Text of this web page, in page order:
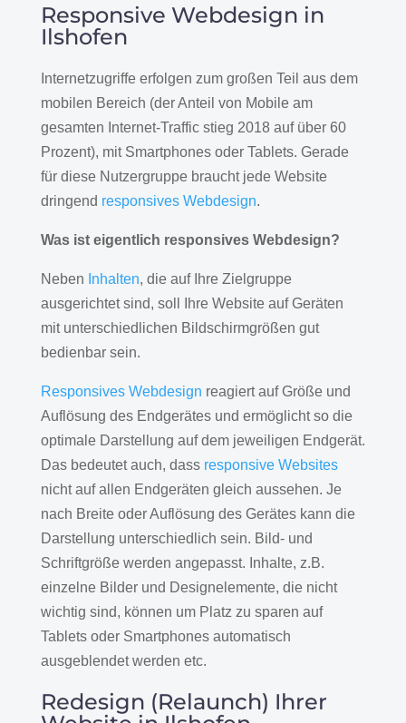
Responsive Webdesign in
Ilshofen
Internetzugriffe erfolgen zum großen Teil aus dem
mobilen Bereich (der Anteil von Mobile am
gesamten Internet-Traffic stieg 2018 auf über 60
Prozent), mit Smartphones oder Tablets. Gerade
für diese Nutzergruppe braucht jede Website
dringend responsives Webdesign.
Was ist eigentlich responsives Webdesign?
Neben Inhalten, die auf Ihre Zielgruppe
ausgerichtet sind, soll Ihre Website auf Geräten
mit unterschiedlichen Bildschirmgrößen gut
bedienbar sein.
Responsives Webdesign reagiert auf Größe und
Auflösung des Endgerätes und ermöglicht so die
optimale Darstellung auf dem jeweiligen Endgerät.
Das bedeutet auch, dass responsive Websites
nicht auf allen Endgeräten gleich aussehen. Je
nach Breite oder Auflösung des Gerätes kann die
Darstellung unterschiedlich sein. Bild- und
Schriftgröße werden angepasst. Inhalte, z.B.
einzelne Bilder und Designelemente, die nicht
wichtig sind, können um Platz zu sparen auf
Tablets oder Smartphones automatisch
ausgeblendet werden etc.
Redesign (Relaunch) Ihrer